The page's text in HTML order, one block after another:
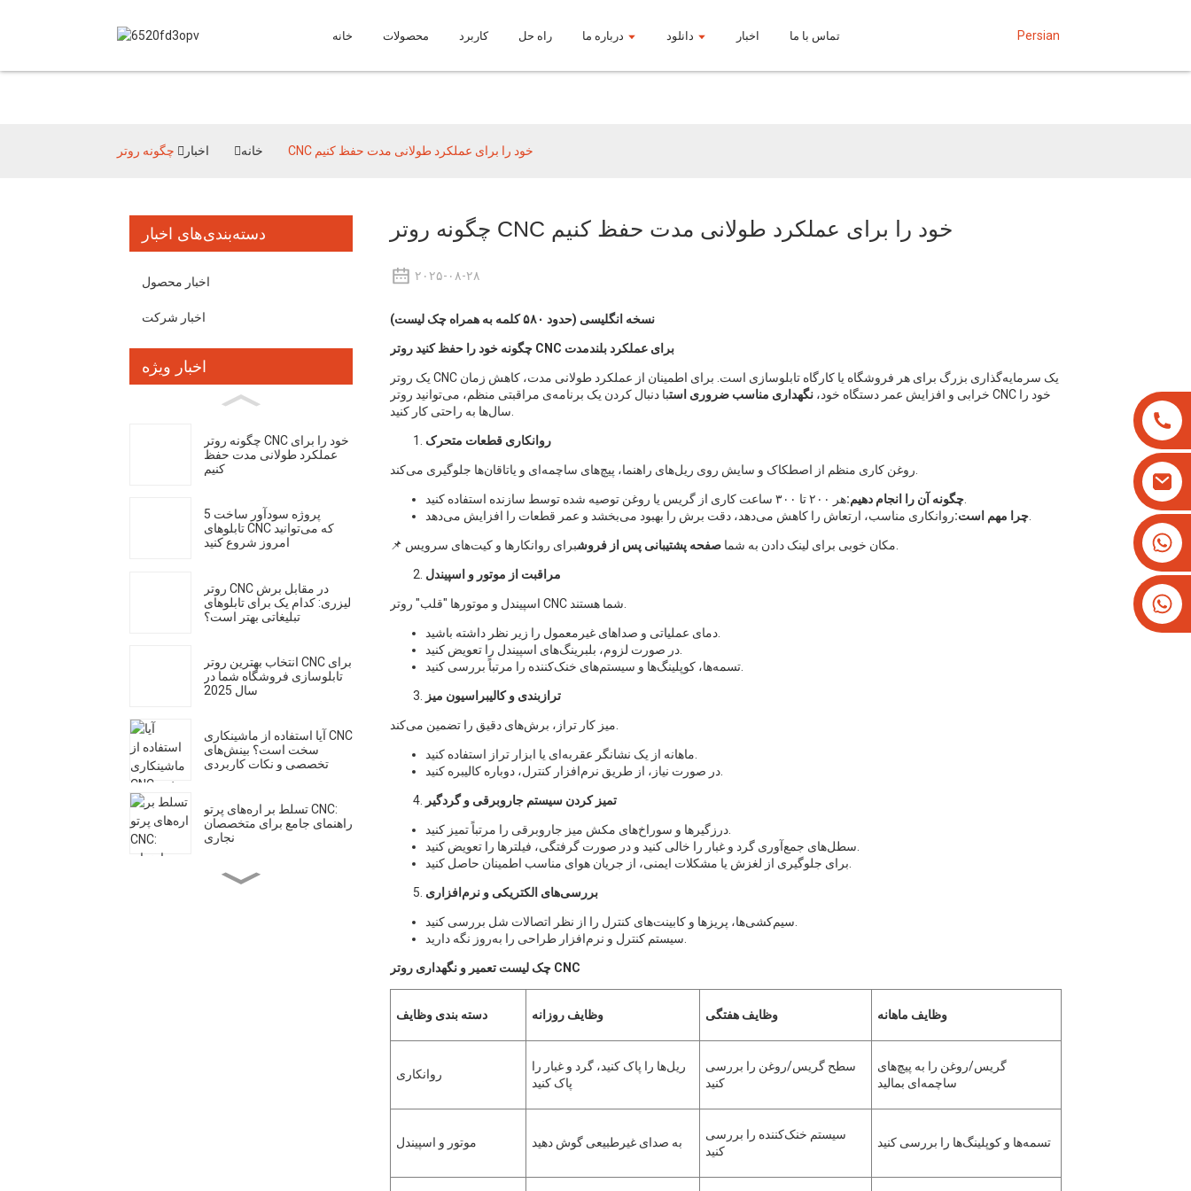
خانه محصولات کاربرد راه حل درباره ما دانلود اخبار تماس با ما Persian
اخبار
خانه اخبار چگونه روتر CNC خود را برای عملکرد طولانی مدت حفظ کنیم
دسته‌بندی‌های اخبار
اخبار محصول
اخبار شرکت
اخبار ویژه
چگونه روتر CNC خود را برای
عملکرد طولانی مدت حفظ
کنیم
5 پروژه سودآور ساخت
تابلوهای CNC که می‌توانید
امروز شروع کنید
روتر CNC در مقابل برش
لیزری: کدام یک برای تابلوهای
تبلیغاتی بهتر است؟
انتخاب بهترین روتر CNC برای
تابلوسازی فروشگاه شما در
سال 2025
آیا استفاده از ماشینکاری CNC
سخت است؟ بینش‌های
تخصصی و نکات کاربردی
تسلط بر اره‌های پرتو CNC:
راهنمای جامع برای متخصصان
نجاری
Mintech CNC: یک نیروی
چگونه روتر CNC خود را برای عملکرد طولانی مدت حفظ کنیم
۲۰۲۵-۰۸-۲۸
نسخه انگلیسی (حدود ۵۸۰ کلمه به همراه چک لیست)
چگونه خود را حفظ کنید روتر CNC برای عملکرد بلندمدت
یک روتر CNC یک سرمایه‌گذاری بزرگ برای هر فروشگاه یا کارگاه تابلوسازی است. برای اطمینان از عملکرد طولانی مدت، کاهش زمان
خرابی و افزایش عمر دستگاه خود، نگهداری مناسب ضروری استبا دنبال کردن یک برنامه‌ی مراقبتی منظم، می‌توانید روتر CNC خود را
سال‌ها به راحتی کار کنید.
روانکاری قطعات متحرک
روغن کاری منظم از اصطکاک و سایش روی ریل‌های راهنما، پیچ‌های ساچمه‌ای و یاتاقان‌ها جلوگیری می‌کند.
چگونه آن را انجام دهیم:هر ۲۰۰ تا ۳۰۰ ساعت کاری از گریس یا روغن توصیه شده توسط سازنده استفاده کنید.
چرا مهم است:روانکاری مناسب، ارتعاش را کاهش می‌دهد، دقت برش را بهبود می‌بخشد و عمر قطعات را افزایش می‌دهد.
📌 مکان خوبی برای لینک دادن به شما صفحه پشتیبانی پس از فروش برای روانکارها و کیت‌های سرویس.
مراقبت از موتور و اسپیندل
اسپیندل و موتورها "قلب" روتر CNC شما هستند.
دمای عملیاتی و صداهای غیرمعمول را زیر نظر داشته باشید.
در صورت لزوم، بلبرینگ‌های اسپیندل را تعویض کنید.
تسمه‌ها، کوپلینگ‌ها و سیستم‌های خنک‌کننده را مرتباً بررسی کنید.
ترازبندی و کالیبراسیون میز
میز کار تراز، برش‌های دقیق را تضمین می‌کند.
ماهانه از یک نشانگر عقربه‌ای یا ابزار تراز استفاده کنید.
در صورت نیاز، از طریق نرم‌افزار کنترل، دوباره کالیبره کنید.
تمیز کردن سیستم جاروبرقی و گردگیر
درزگیرها و سوراخ‌های مکش میز جاروبرقی را مرتباً تمیز کنید.
سطل‌های جمع‌آوری گرد و غبار را خالی کنید و در صورت گرفتگی، فیلترها را تعویض کنید.
برای جلوگیری از لغزش یا مشکلات ایمنی، از جریان هوای مناسب اطمینان حاصل کنید.
بررسی‌های الکتریکی و نرم‌افزاری
سیم‌کشی‌ها، پریزها و کابینت‌های کنترل را از نظر اتصالات شل بررسی کنید.
سیستم کنترل و نرم‌افزار طراحی را به‌روز نگه دارید.
چک لیست تعمیر و نگهداری روتر CNC
دسته بندی وظایف وظایف روزانه وظایف هفتگی وظایف ماهانه
روانکاری
ریل‌ها را پاک کنید، گرد و غبار را
پاک کنید
سطح گریس/روغن را بررسی
کنید
گریس/روغن را به پیچ‌های
ساچمه‌ای بمالید
موتور و اسپیندل به صدای غیرطبیعی گوش دهید
سیستم خنک‌کننده را بررسی
کنید
تسمه‌ها و کوپلینگ‌ها را بررسی کنید